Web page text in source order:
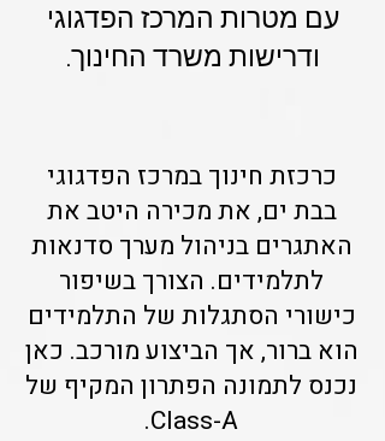
עם מטרות המרכז הפדגוגי
ודרישות משרד החינוך.
כרכזת חינוך במרכז הפדגוגי
בבת ים, את מכירה היטב את
האתגרים בניהול מערך סדנאות
לתלמידים. הצורך בשיפור
כישורי הסתגלות של התלמידים
הוא ברור, אך הביצוע מורכב. כאן
נכנס לתמונה הפתרון המקיף של
Class-A.